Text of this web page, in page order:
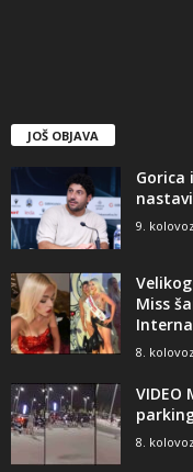
JOŠ OBJAVA
Gorica
9.
Miss
8.
VIDEO
8.